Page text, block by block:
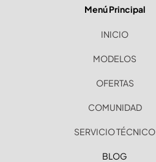
Menú Principal
INICIO
MODELOS
OFERTAS
COMUNIDAD
SERVICIO TÉCNICO
BLOG